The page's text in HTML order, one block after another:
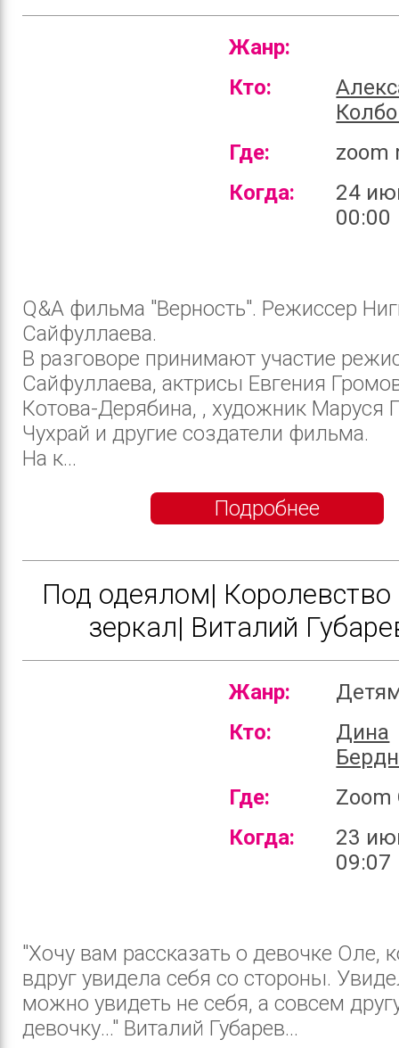
Жанр:
Кто:
Где:
zoom
Когда:
24
00:00
Q&A фильма "Верность". Режиссер
Сайфуллаева.
В разговоре принимают участие
Сайфуллаева, актрисы Евгения
Котова-Дерябина, , художник Маруся
Чухрай и другие создатели фильма.
На к...
Подробнее
Под одеялом|
зеркал| Виталий
Жанр:
Кто:
Дина
Где:
Zoom
Когда:
23
09:07
"Хочу вам рассказать о девочке Оле,
вдруг увидела себя со стороны.
можно увидеть не себя, а совсем
девочку..." Виталий Губарев...